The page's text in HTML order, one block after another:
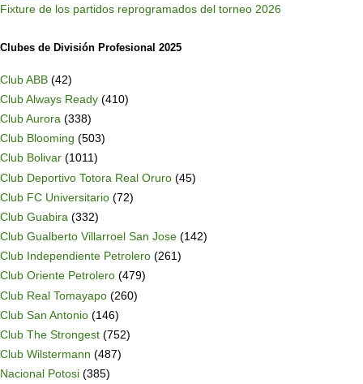
Fixture de los partidos reprogramados del torneo 2026
Clubes de División Profesional 2025
Club ABB (42)
Club Always Ready (410)
Club Aurora (338)
Club Blooming (503)
Club Bolivar (1011)
Club Deportivo Totora Real Oruro (45)
Club FC Universitario (72)
Club Guabira (332)
Club Gualberto Villarroel San Jose (142)
Club Independiente Petrolero (261)
Club Oriente Petrolero (479)
Club Real Tomayapo (260)
Club San Antonio (146)
Club The Strongest (752)
Club Wilstermann (487)
Nacional Potosi (385)